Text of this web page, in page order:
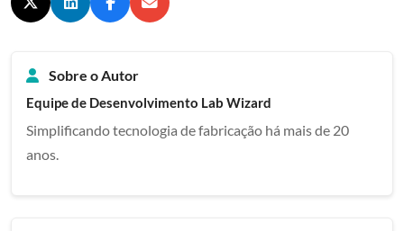
Sobre o Autor
Equipe de Desenvolvimento Lab Wizard
Simplificando tecnologia de fabricação há mais de 20
anos.